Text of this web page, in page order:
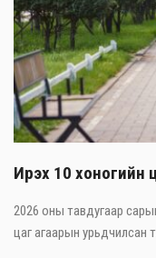
Ирэх 10 хоногийн
2026 оны тавдугаар
цаг агаарын урьдчилсан